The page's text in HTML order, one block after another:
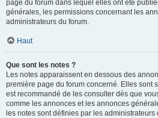
page du forum dans lequel elles ont été
générales, les permissions concernant les
administrateurs du forum.
Haut
Que sont les notes ?
Les notes apparaissent en dessous des
première page du forum concerné. Elles sont
est recommandé de les consulter dès que
comme les annonces et les annonces
les notes sont définies par les administrateurs